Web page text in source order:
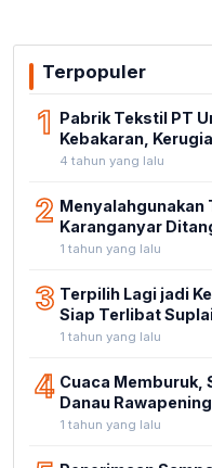
Terpopuler
1 Pabrik Tekstil PT
Kebakaran,
4 tahun yang lalu
2 Menyalahgunakan
Karanganyar
1 tahun yang lalu
3 Terpilih Lagi jadi
Siap Terlibat
1 tahun yang lalu
4 Cuaca Memburuk,
Danau
1 tahun yang lalu